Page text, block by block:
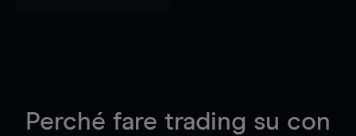
Perché fare trading su con